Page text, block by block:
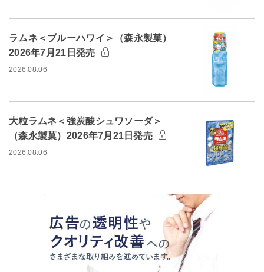
ラムネ＜ブルーハワイ＞（森永製菓）
2026年7月21日発売
2026.08.06
大粒ラムネ＜強炭酸シュワソーダ＞
（森永製菓）2026年7月21日発売
2026.08.06